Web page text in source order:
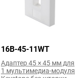
16B-45-11WT
Адаптер 45 × 45 мм для
1 мультимедиа-модуля